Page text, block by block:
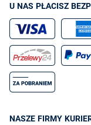
płaszcza,kurtki
ubrania bez wyrazu,
modnych wzorów i
olśnij swoim
U NAS PŁACISZ
NASZE FIRMY